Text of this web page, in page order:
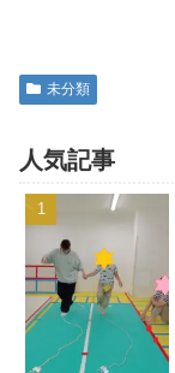
未分類
人気記事